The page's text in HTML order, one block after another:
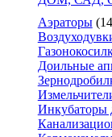
Аэраторы
Доильные
Инкубаторы